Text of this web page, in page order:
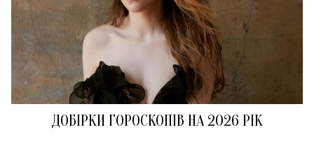
ДОБІРКИ ГОРОСКОПІВ НА 2026 РІК